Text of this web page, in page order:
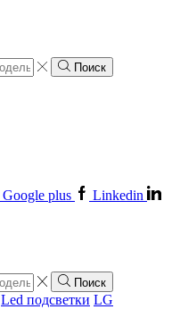
Поиск
Google plus Linkedin
Поиск
Led подсветки LG